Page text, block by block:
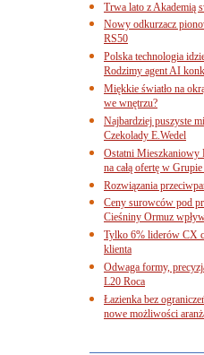
Trwa lato z Akademią
Nowy odkurzacz
RS50
Polska technologia
Rodzimy agent AI
Miękkie światło na
we wnętrzu?
Najbardziej puszyste
Czekolady E.Wedel
Ostatni Mieszkaniowy
na całą ofertę w
Rozwiązania
Ceny surowców pod
Cieśniny Ormuz
Tylko 6% liderów CX
klienta
Odwaga formy,
L20 Roca
Łazienka bez
nowe możliwości